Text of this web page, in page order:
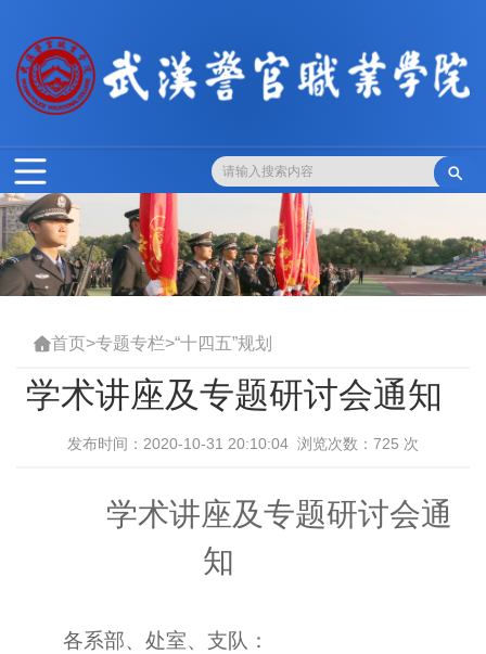

首页>专题专栏>“十四五”规划
学术讲座及专题研讨会通知
发布时间：2020-10-31 20:10:04 浏览次数： 725 次
学术讲座及专题研讨会通
知
各系部、处室、支队：